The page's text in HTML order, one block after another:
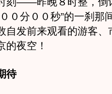
０分００秒”的一刹那
自发前来观看的游客、
的夜空！
待